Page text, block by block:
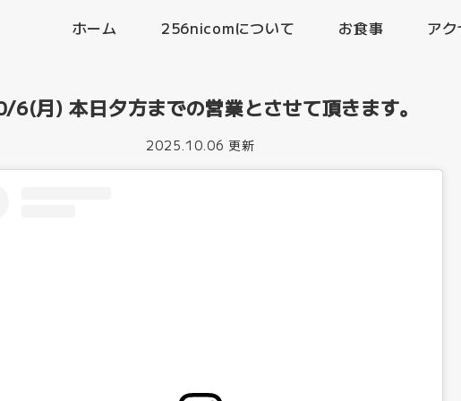
ホーム 256nicomについて お食事 ア
6(月) 本日夕方までの営業とさせて頂きます。
2025.10.06 更新